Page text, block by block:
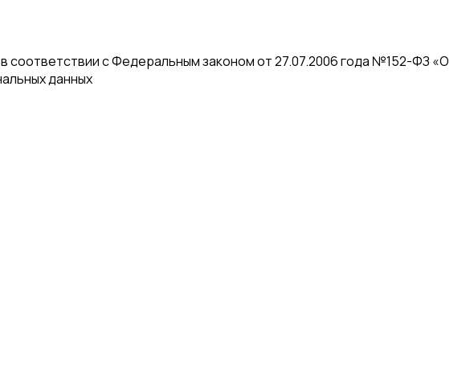
соответствии с Федеральным законом от 27.07.2006 года №152-ФЗ «О
данных